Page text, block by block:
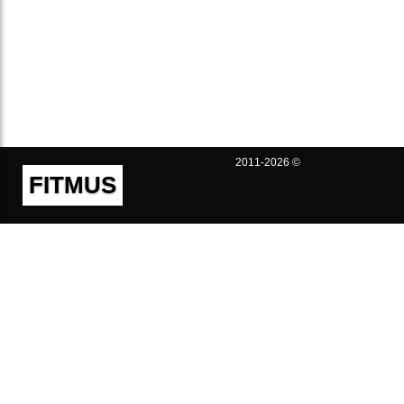
FITMUS
2011-2026 ©